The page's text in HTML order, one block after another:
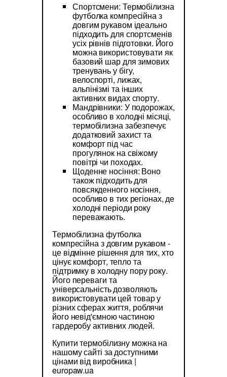
Спортсмени: Термобілизна
футболка компресійна з
довгим рукавом ідеально
підходить для спортсменів
усіх рівнів підготовки. Його
можна використовувати як
базовий шар для зимових
тренувань у бігу,
велоспорті, лижах,
альпінізмі та інших
активних видах спорту.
Мандрівники: У подорожах,
особливо в холодні місяці,
термобілизна забезпечує
додатковий захист та
комфорт під час
прогулянок на свіжому
повітрі чи походах.
Щоденне носіння: Воно
також підходить для
повсякденного носіння,
особливо в тих регіонах, де
холодні періоди року
переважають.
Термобілизна футболка
компресійна з довгим рукавом -
це відмінне рішення для тих, хто
цінує комфорт, тепло та
підтримку в холодну пору року.
Його переваги та
універсальність дозволяють
використовувати цей товар у
різних сферах життя, роблячи
його невід'ємною частиною
гардеробу активних людей.
Купити термобілизну можна на
нашому сайті за доступними
цінами від виробника |
europaw.ua